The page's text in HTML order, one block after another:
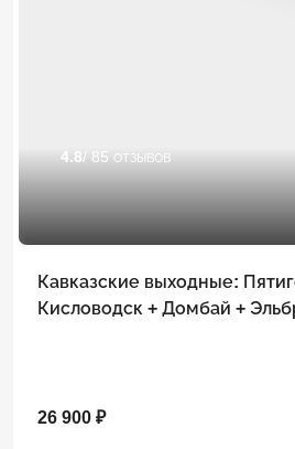
4.8/ 85 отзывов
Кавказские выходные:
Кисловодск + Домбай +
26 900 ₽